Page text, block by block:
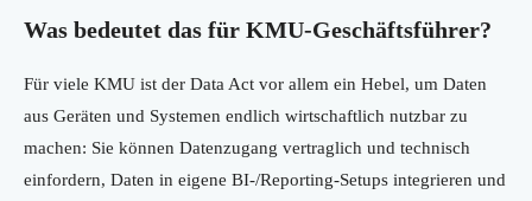
Was bedeutet das für KMU-Geschäftsführer?
Für viele KMU ist der Data Act vor allem ein Hebel, um Daten
aus Geräten und Systemen endlich wirtschaftlich nutzbar zu
machen: Sie können Datenzugang vertraglich und technisch
einfordern, Daten in eigene BI-/Reporting-Setups integrieren und